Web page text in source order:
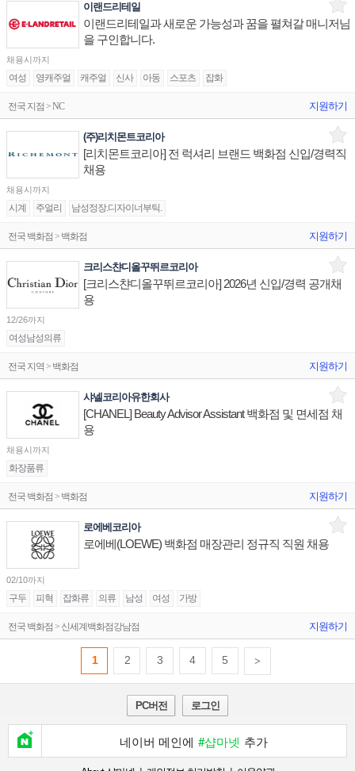
이랜드리테일
이랜드리테일과 새로운 가능성과 꿈을 펼쳐갈 매니저님
을 구인합니다.
채용시까지
여성 영캐주얼 캐주얼 신사 아동 스포츠 잡화
전국 지점 > NC 지원하기
(주)리치몬트코리아
[리치몬트코리아] 전 럭셔리 브랜드 백화점 신입/경력직
채용
채용시까지
시계 주얼리 남성정장.디자이너부틱.
전국 백화점 > 백화점 지원하기
크리스챤디올꾸뛰르코리아
[크리스챤디올꾸뛰르코리아] 2026년 신입/경력 공개채
용
12/26까지
여성남성의류
전국 지역 > 백화점 지원하기
샤넬코리아유한회사
[CHANEL] Beauty Advisor Assistant 백화점 및 면세점 채
용
채용시까지
화장품류
전국 백화점 > 백화점 지원하기
로에베코리아
로에베(LOEWE) 백화점 매장관리 정규직 직원 채용
02/10까지
구두 피혁 잡화류 의류 남성 여성 가방
전국 백화점 > 신세계백화점강남점 지원하기
1 2 3 4 5 >
PC버전 로그인
네이버 메인에 #샵마넷 추가